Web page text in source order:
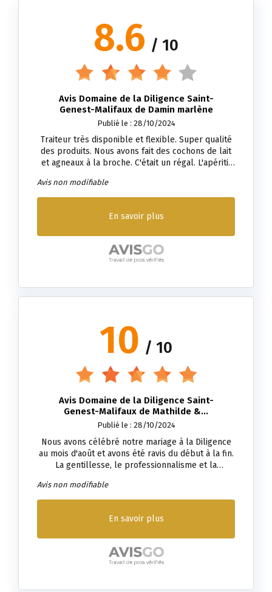
8.6 / 10
Avis Domaine de la Diligence Saint-
Genest-Malifaux de Damin marlène
Publié le : 28/10/2024
Traiteur très disponible et flexible. Super qualité
des produits. Nous avons fait des cochons de lait
et agneaux à la broche. C'était un régal. L'apéritif
moderne. Prix très raisonnable par rapport aux
autres traiteurs consultés.
Avis non modifiable
En savoir plus
10 / 10
Avis Domaine de la Diligence Saint-
Genest-Malifaux de Mathilde &...
Publié le : 28/10/2024
Nous avons célébré notre mariage à la Diligence
au mois d'août et avons été ravis du début à la fin.
La gentillesse, le professionnalisme et la
passer la meilleur journée possible sans oublier
bien sur l'équipement exceptionnel de cette salle.
Avis non modifiable
En savoir plus